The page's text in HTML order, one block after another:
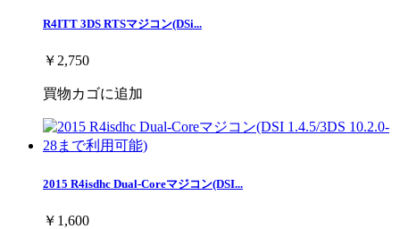
R4ITT 3DS RTSマジコン(DSi...
￥2,750
買物カゴに追加
2015 R4isdhc Dual-Coreマジコン(DSI...
￥1,600